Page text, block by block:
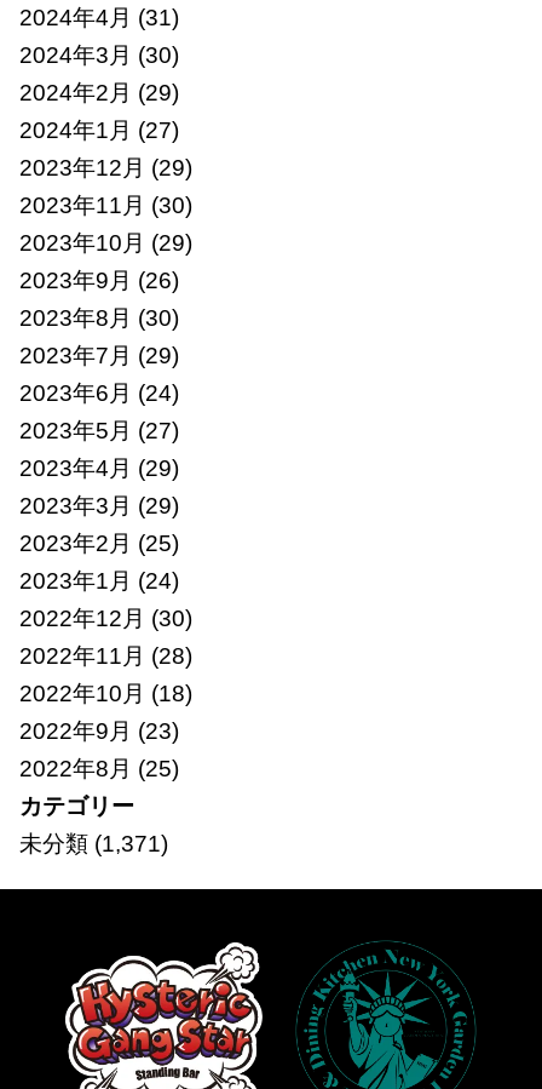
2024年4月 (31)
2024年3月 (30)
2024年2月 (29)
2024年1月 (27)
2023年12月 (29)
2023年11月 (30)
2023年10月 (29)
2023年9月 (26)
2023年8月 (30)
2023年7月 (29)
2023年6月 (24)
2023年5月 (27)
2023年4月 (29)
2023年3月 (29)
2023年2月 (25)
2023年1月 (24)
2022年12月 (30)
2022年11月 (28)
2022年10月 (18)
2022年9月 (23)
2022年8月 (25)
カテゴリー
未分類(1,371)